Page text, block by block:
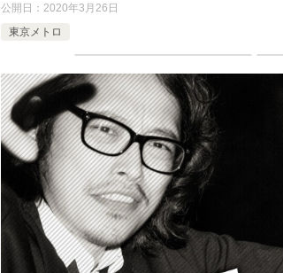
公開日： 2020年3月26日
東京メトロ